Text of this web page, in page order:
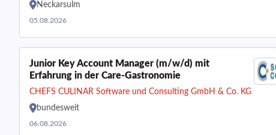
Neckarsulm
05.08.2026
Junior Key Account Manager (m/w/d) mit
Erfahrung in der Care-Gastronomie
CHEFS CULINAR Software und Consulting GmbH & Co. KG
bundesweit
06.08.2026